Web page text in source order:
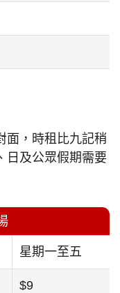
面，時租比九記稍
日及公眾假期需要
星期一至五
$9